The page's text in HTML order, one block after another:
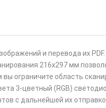
и перевода их
216x297 мм
ограничите область
3-цветный (RGB)
с дальнейшей их